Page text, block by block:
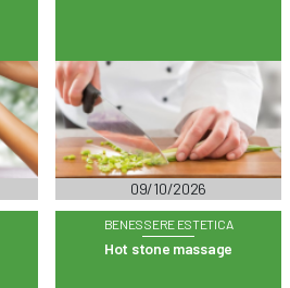
09/10/2026
BENESSERE ESTETICA
Hot stone massage